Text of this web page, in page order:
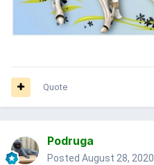
Quote
Podruga
Posted August 28, 2020